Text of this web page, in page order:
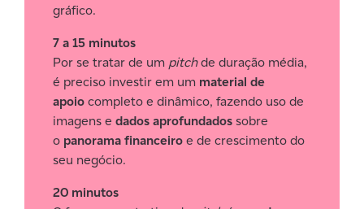
gráfico.
7 a 15 minutos
Por se tratar de um pitchde duração média,
é preciso investir em um material de
apoiocompleto e dinâmico, fazendo uso de
imagens e dados aprofundados sobre
o panorama financeiroe de crescimento do
seu negócio.
20 minutos